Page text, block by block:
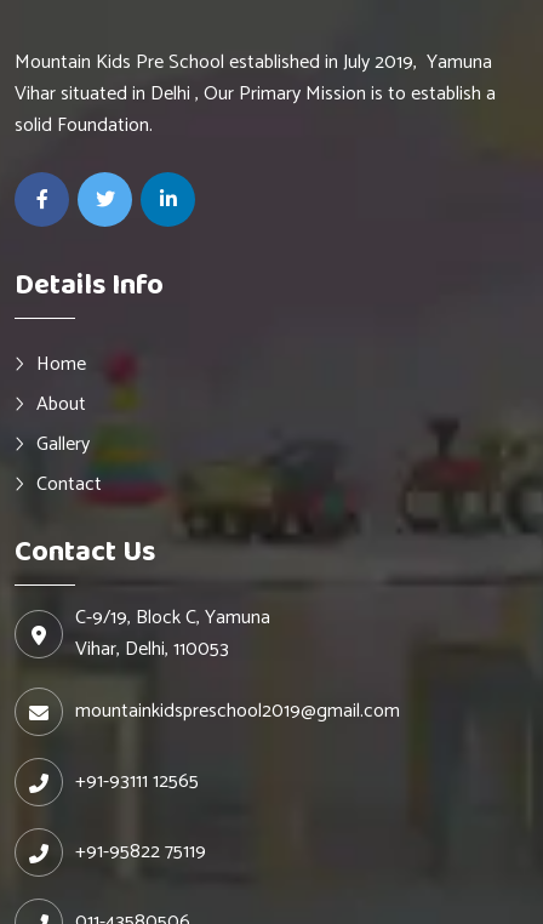
Mountain Kids Pre School established in July 2019, Yamuna
Vihar situated in Delhi , Our Primary Mission is to establish a
solid Foundation.
Details Info
Home
About
Gallery
Contact
Contact Us
C-9/19, Block C, Yamuna
Vihar, Delhi, 110053
mountainkidspreschool2019@gmail.com
+91-93111 12565
+91-95822 75119